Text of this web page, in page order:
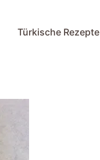
Türkische Rezepte